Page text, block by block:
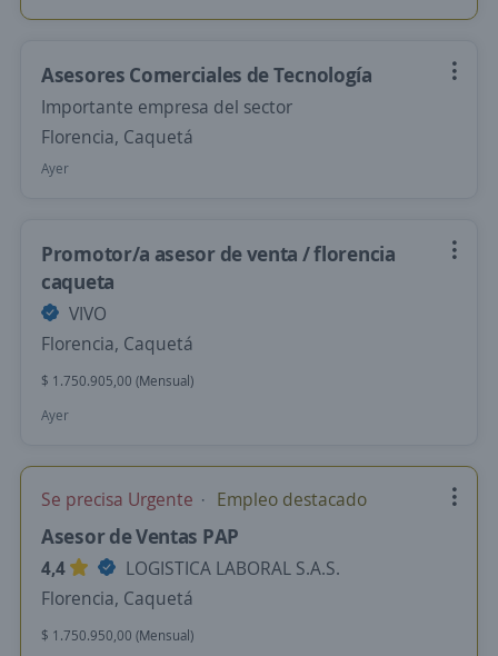
Asesores Comerciales de Tecnología
Importante empresa del sector
Florencia, Caquetá
Ayer
Promotor/a asesor de venta / florencia
caqueta
VIVO
Florencia, Caquetá
$ 1.750.905,00 (Mensual)
Ayer
Se precisa Urgente Empleo destacado
Asesor de Ventas PAP
4,4
LOGISTICA LABORAL S.A.S.
Florencia, Caquetá
$ 1.750.950,00 (Mensual)